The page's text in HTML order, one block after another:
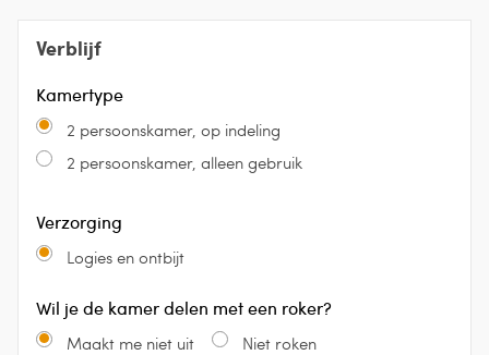
Verblijf
Kamertype
2 persoonskamer, op indeling
2 persoonskamer, alleen gebruik
Verzorging
Logies en ontbijt
Wil je de kamer delen met een roker?
Maakt me niet uit
Niet roken